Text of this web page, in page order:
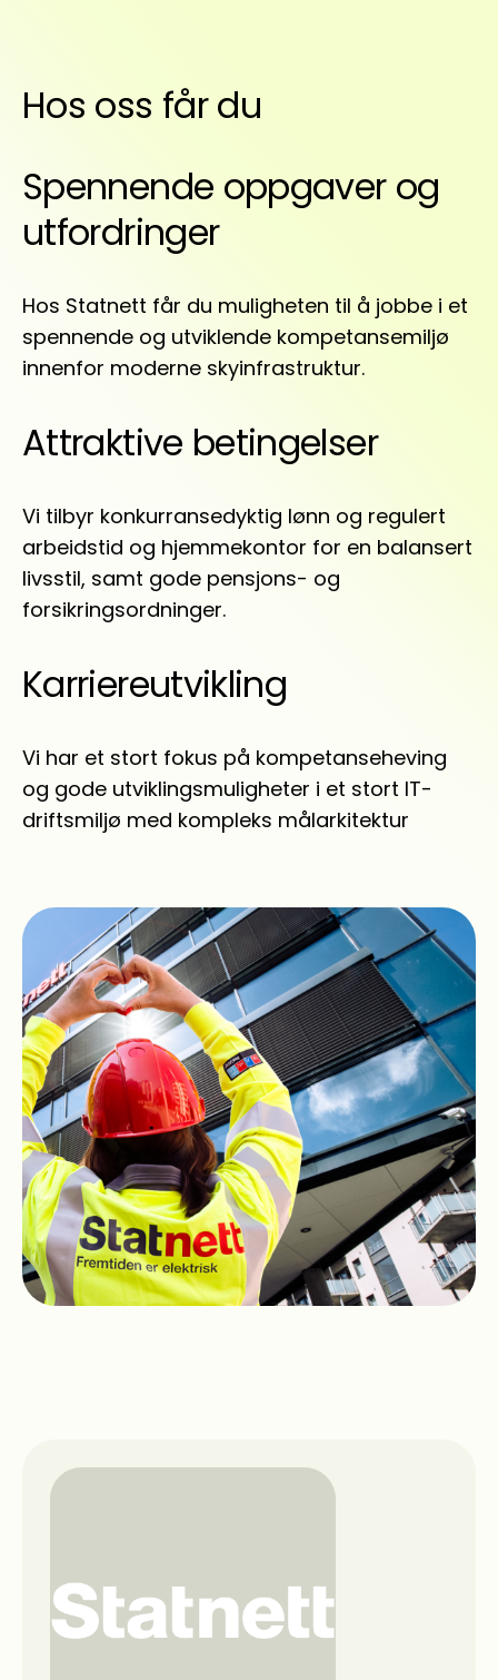
Hos oss får du
Spennende oppgaver og
utfordringer
Hos Statnett får du muligheten til å jobbe i et
spennende og utviklende kompetansemiljø
innenfor moderne skyinfrastruktur.
Attraktive betingelser
Vi tilbyr konkurransedyktig lønn og regulert
arbeidstid og hjemmekontor for en balansert
livsstil, samt gode pensjons- og
forsikringsordninger.
Karriereutvikling
Vi har et stort fokus på kompetanseheving
og gode utviklingsmuligheter i et stort IT-
driftsmiljø med kompleks målarkitektur